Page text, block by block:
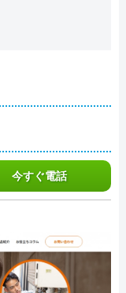
今すぐ電話